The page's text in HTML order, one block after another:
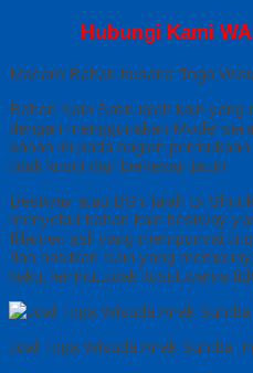
Hubungi Kami
Macam Bahan busana Toga
Bahan Kain Satin ialah kain yang
dengan menggunakan Model
bahan ini pada bagian
tidak kusut dan berkesan jatuh
Bestway atau BSY ialah Bi
menyebut bahan kain bestway
fiilamen asli yang mempunyai
dan hasilkan Kain yang
kaku, lembut,tidak kusut,warna
Jual Toga Wisuda Anak Sumba